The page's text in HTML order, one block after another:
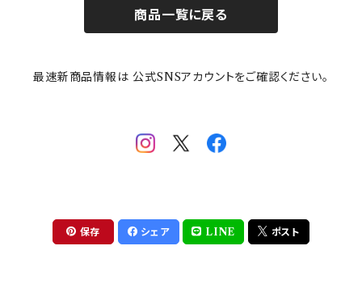
mofusand（モフサンド）
mofsand×日比谷花壇
ちびまる子ちゃんandクレヨンしんちゃん
HANAE MORI(ハナエモリ)
THE BEATLES(ザ・ビートルズ)
【山加商店×yaeko】migratory bird
隅切り重箱
HAPPY DINING(ハッピーダイニング)
メイメイウェア
SoSo(ソソ）
商品一覧に戻る
最速新商品情報は 公式SNSアカウントをご確認ください。
保存 シェア LINE ポスト